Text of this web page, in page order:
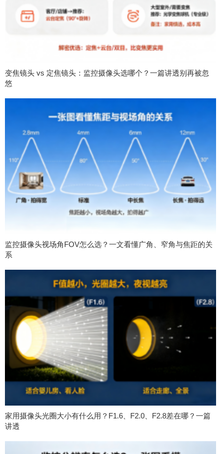
变焦镜头 vs 定焦镜头：监控摄像头选哪个？一篇讲透别再被忽
悠
监控摄像头视场角FOV怎么选？一文看懂广角、窄角与焦距的关
系
家用摄像头光圈大小有什么用？F1.6、F2.0、F2.8差在哪？一篇
讲透